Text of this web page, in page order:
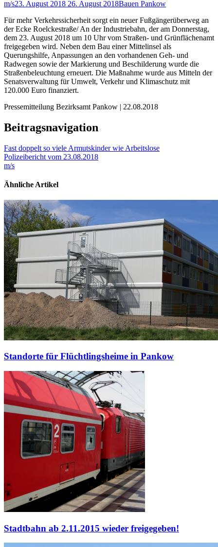
m/s23. August 2018 26. August 2018Bauen Pankow
Für mehr Verkehrssicherheit sorgt ein neuer Fußgängerüberweg an
der Ecke Roelckestraße/ An der Industriebahn, der am Donnerstag,
dem 23. August 2018 um 10 Uhr vom Straßen- und Grünflächenamt
freigegeben wird. Neben dem Bau einer Mittelinsel als
Querungshilfe, Anpassungen an den vorhandenen Geh- und
Radwegen sowie der Markierung und Beschilderung wurde die
Straßenbeleuchtung erneuert. Die Maßnahme wurde aus Mitteln der
Senatsverwaltung für Umwelt, Verkehr und Klimaschutz mit
120.000 Euro finanziert.
Pressemitteilung Bezirksamt Pankow | 22.08.2018
Beitragsnavigation
Fast doppelt so viele Armutskinder wie Arbeitslose
Polizeibericht vom 23.08.2018
m/s
Ähnliche Artikel
Standorte für Flüchtlingsheime in Pankow
Stadtbahn ab 2.11.2015 wieder freigegeben!